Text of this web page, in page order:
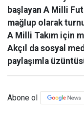
başlayan A Milli
mağlup olarak
A Milli Takım için
Akçıl da sosyal
paylaşımla
Abone ol